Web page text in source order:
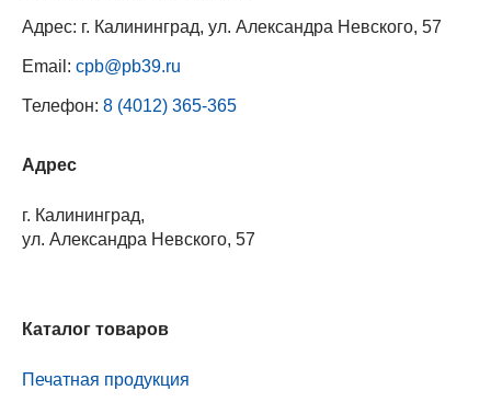
Адрес: г. Калининград, ул. Александра Невского, 57
Email: cpb@pb39.ru
Телефон: 8 (4012) 365-365
Адрес
г. Калининград,
ул. Александра Невского, 57
Каталог товаров
Печатная продукция